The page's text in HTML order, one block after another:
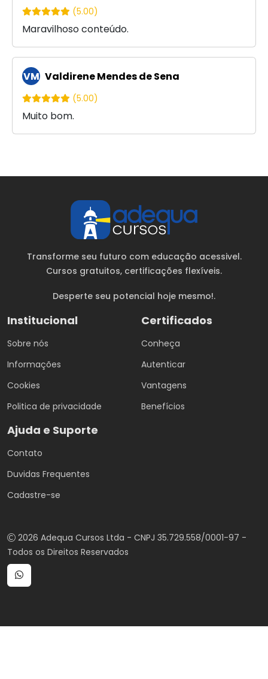
(5.00)
Maravilhoso conteúdo.
VM Valdirene Mendes de Sena
(5.00)
Muito bom.
Transforme seu futuro com educação acessivel.
Cursos gratuitos, certificações flexíveis.
Desperte seu potencial hoje mesmo!.
Institucional
Sobre nós
Informações
Cookies
Politica de privacidade
Certificados
Conheça
Autenticar
Vantagens
Benefícios
Ajuda e Suporte
Contato
Duvidas Frequentes
Cadastre-se
2026 Adequa Cursos Ltda - CNPJ 35.729.558/0001-97 -
Todos os Direitos Reservados